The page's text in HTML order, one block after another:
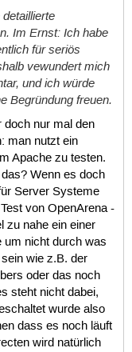
Im Ernst: Ich habe
für seriös
vewundert mich
und ich würde
Begründung freuen.
nur mal den
man nutzt ein
Apache zu testen.
Wenn es doch
Server Systeme
von OpenArena -
zu nahe ein einer
um nicht durch was
wie z.B. der
oder das noch
steht nicht dabei,
wurde also
dass es noch läuft
wird natürlich